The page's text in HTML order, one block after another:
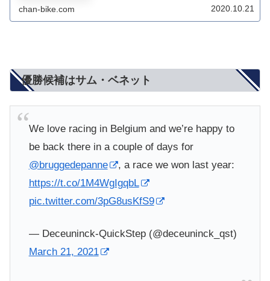
2018年までは3日間のステージレースだった。20...
chan-bike.com 2020.10.21
優勝候補はサム・ベネット
We love racing in Belgium and we’re happy to
be back there in a couple of days for
@bruggedepanne
, a race we won last year:
https://t.co/1M4WgIgqbL
pic.twitter.com/3pG8usKfS9
— Deceuninck-QuickStep (@deceuninck_qst)
March 21, 2021